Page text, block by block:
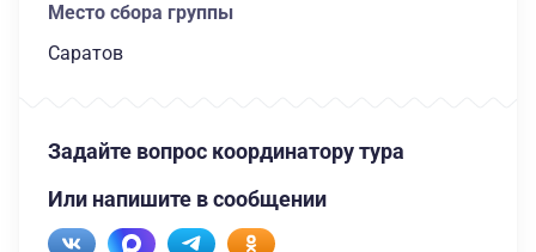
Место сбора группы
Саратов
Задайте вопрос координатору тура
Или напишите в сообщении